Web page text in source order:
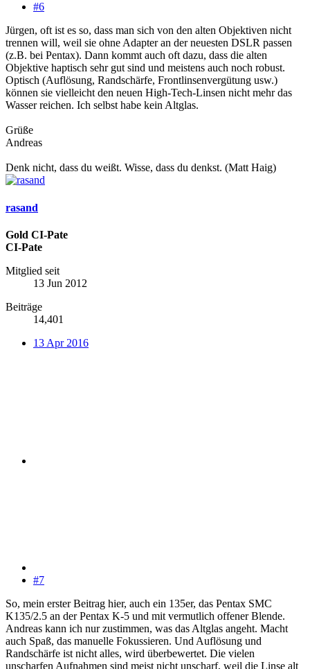
#6
Jürgen, oft ist es so, dass man sich von den alten Objektiven nicht
trennen will, weil sie ohne Adapter an der neuesten DSLR passen
(z.B. bei Pentax). Dann kommt auch oft dazu, dass die alten
Objektive haptisch sehr gut sind und meistens auch noch robust.
Optisch (Auflösung, Randschärfe, Frontlinsenvergütung usw.)
können sie vielleicht den neuen High-Tech-Linsen nicht mehr das
Wasser reichen. Ich selbst habe kein Altglas.
Grüße
Andreas
Denk nicht, dass du weißt. Wisse, dass du denkst. (Matt Haig)
rasand
Gold CI-Pate
CI-Pate
Mitglied seit
13 Jun 2012
Beiträge
14,401
13 Apr 2016
#7
So, mein erster Beitrag hier, auch ein 135er, das Pentax SMC
K135/2.5 an der Pentax K-5 und mit vermutlich offener Blende.
Andreas kann ich nur zustimmen, was das Altglas angeht. Macht
auch Spaß, das manuelle Fokussieren. Und Auflösung und
Randschärfe ist nicht alles, wird überbewertet. Die vielen
unscharfen Aufnahmen sind meist nicht unscharf, weil die Linse alt